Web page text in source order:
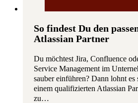
So findest Du den
Atlassian Partner
Du möchtest Jira, Confluence
Service Management im
sauber einführen? Dann lohnt es
einem qualifizierten Atlassian
zu…